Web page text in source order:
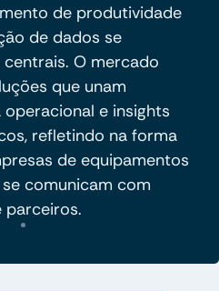
de produtividade
de dados se
O mercado
que unam
e insights
refletindo na forma
de equipamentos
comunicam com
parceiros.